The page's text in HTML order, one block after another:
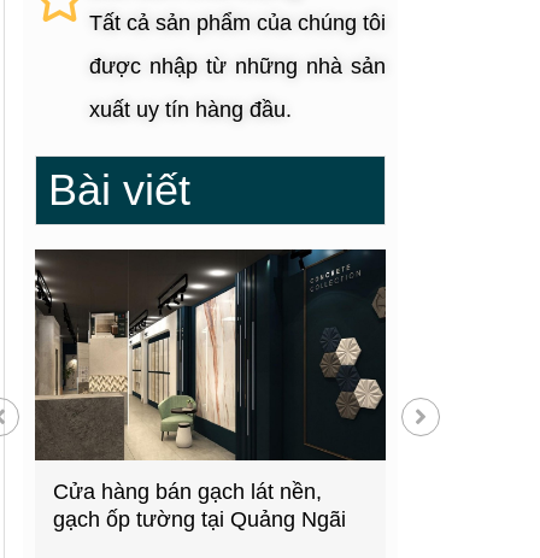
Tất cả sản phẩm của chúng tôi
được nhập từ những nhà sản
xuất uy tín hàng đầu.
Bài viết
Cửa hàng bán gạch lát nền,
gạch ốp tường tại Quảng Ngãi